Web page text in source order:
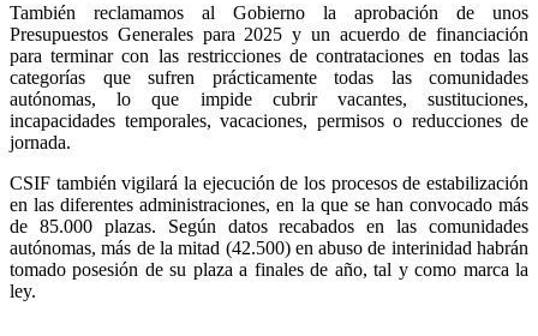
También reclamamos al Gobierno la aprobación de unos
Presupuestos Generales para 2025 y un acuerdo de financiación
para terminar con las restricciones de contrataciones en todas las
categorías que sufren prácticamente todas las comunidades
autónomas, lo que impide cubrir vacantes, sustituciones,
incapacidades temporales, vacaciones, permisos o reducciones de
jornada.
CSIF también vigilará la ejecución de los procesos de estabilización
en las diferentes administraciones, en la que se han convocado más
de 85.000 plazas. Según datos recabados en las comunidades
autónomas, más de la mitad (42.500) en abuso de interinidad habrán
tomado posesión de su plaza a finales de año, tal y como marca la
ley.